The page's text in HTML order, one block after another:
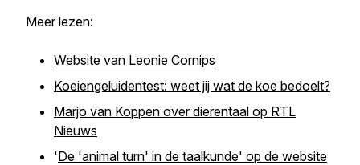
Meer lezen:
Website van Leonie Cornips
Koeiengeluidentest: weet jij wat de koe bedoelt?
Marjo van Koppen over dierentaal op RTL
Nieuws
'De 'animal turn' in de taalkunde' op de website